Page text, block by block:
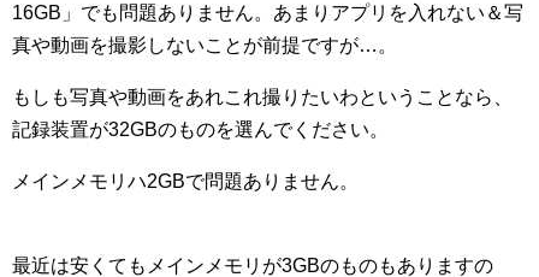
16GB」でも問題ありません。あまりアプリを入れない＆写
真や動画を撮影しないことが前提ですが…。
もしも写真や動画をあれこれ撮りたいわということなら、
記録装置が32GBのものを選んでください。
メインメモリハ2GBで問題ありません。
最近は安くてもメインメモリが3GBのものもありますの